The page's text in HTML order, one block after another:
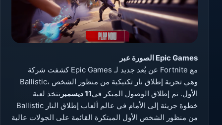
الصورة عبر Epic Games
كشفت شركة Epic Games عن بُعد جديد لـ Fortnite مع
Ballistic، وهي تجربة إطلاق نار تكتيكية من منظور الشخص
الأول. تم إطلاق الوصول المبكر في11 ديسمبر
تتخذ لعبة
Ballistic خطوة جريئة إلى الأمام في عالم ألعاب إطلاق النار
من منظور الشخص الأول المبتكرة القائمة على الجولات عالية